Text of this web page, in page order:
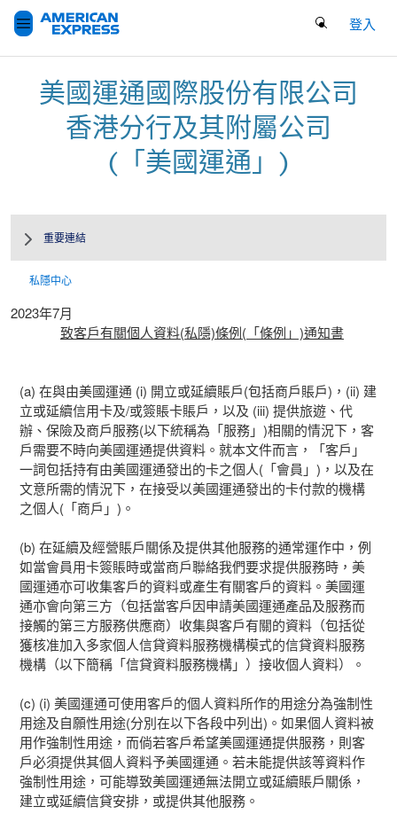
Search Button
登入
美國運通國際股份有限公司
香港分行及其附屬公司
(「美國運通」)
重要連結
私隱中心
網上私隱權聲明書
私隱原則
Cookies 及類似技術
2023年7月
致客戶有關個人資料(私隱)條例(「條例」)通知書
(a) 在與由美國運通 (i) 開立或延續賬戶(包括商戶賬戶)，(ii) 建
立或延續信用卡及/或簽賬卡賬戶，以及 (iii) 提供旅遊、代
辦、保險及商戶服務(以下統稱為「服務」)相關的情況下，客
戶需要不時向美國運通提供資料。就本文件而言，「客戶」
一詞包括持有由美國運通發出的卡之個人(「會員」)，以及在
文意所需的情況下，在接受以美國運通發出的卡付款的機構
之個人(「商戶」)。
(b) 在延續及經營賬戶關係及提供其他服務的通常運作中，例
如當會員用卡簽賬時或當商戶聯絡我們要求提供服務時，美
國運通亦可收集客戶的資料或產生有關客戶的資料。美國運
通亦會向第三方（包括當客戶因申請美國運通產品及服務而
接觸的第三方服務供應商）收集與客戶有關的資料（包括從
獲核准加入多家個人信貸資料服務機構模式的信貸資料服務
機構（以下簡稱「信貸資料服務機構」）接收個人資料）。
(c) (i) 美國運通可使用客戶的個人資料所作的用途分為強制性
用途及自願性用途(分別在以下各段中列出)。如果個人資料被
用作強制性用途，而倘若客戶希望美國運通提供服務，則客
戶必須提供其個人資料予美國運通。若未能提供該等資料作
強制性用途，可能導致美國運通無法開立或延續賬戶關係，
建立或延續信貸安排，或提供其他服務。